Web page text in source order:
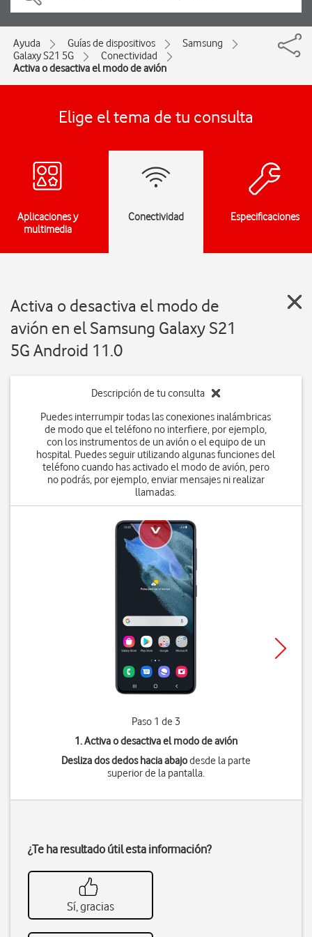
Ayuda Guías de dispositivos
Samsung
Galaxy S21 5G
Conectividad
Activa o desactiva el modo de avión
Elige el tema de tu consulta
Aplicaciones y
multimedia
Conectividad Especificaciones
Activa o desactiva el modo de
avión en el Samsung Galaxy S21
5G Android 11.0
Descripción de tu consulta
Puedes interrumpir todas las conexiones inalámbricas
de modo que el teléfono no interfiere, por ejemplo,
con los instrumentos de un avión o el equipo de un
hospital. Puedes seguir utilizando algunas funciones del
teléfono cuando has activado el modo de avión, pero
no podrás, por ejemplo, enviar mensajes ni realizar
llamadas.
Paso 1 de 3
1. Activa o desactiva el modo de avión
Desliza dos dedos hacia abajodesde la parte
superior de la pantalla.
¿Te ha resultado útil esta información?
Sí, gracias